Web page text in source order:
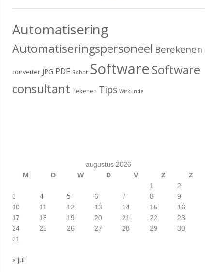
Automatisering
Automatiseringspersoneel Berekenen
converter JPG PDF Robot SoftwareSoftware
consultant Tekenen Tips Wiskunde
augustus 2026
M
D W D V Z
Z
1
2
3
4 5 6 7 8
9
10
11 12 13 14 15
16
17
18 19 20 21 22
23
24
25 26 27 28 29
30
31
« jul